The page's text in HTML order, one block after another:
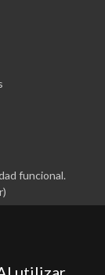
funcional.